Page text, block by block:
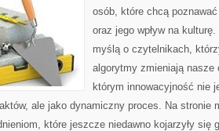
osób, które chcą
oraz jego wpływ na
myślą o czytelnikach,
algorytmy zmieniają nasze
którym innowacyjność nie
ale jako dynamiczny proces. Na stronie
które jeszcze niedawno kojarzyły się